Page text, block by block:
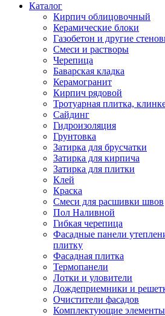
Каталог
Кирпич облицовочный
Керамические блоки
Газобетон и другие
Смеси и растворы
Черепица
Баварская кладка
Керамогранит
Кирпич рядовой
Тротуарная плитка,
Сайдинг
Гидроизоляция
Грунтовка
Затирка для брусчатки
Затирка для кирпича
Затирка для плитки
Клей
Краска
Смеси для расшивки швов
Пол Наливной
Гибкая черепица
Фасадные панели
плитку
Фасадная плитка
Термопанели
Лотки и уловители
Дождеприемники и
Очистители фасадов
Комплектующие элементы